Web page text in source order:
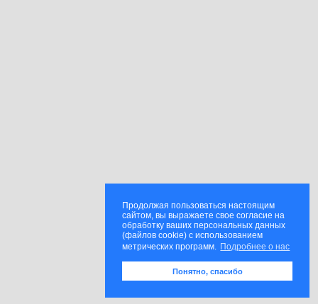
Продолжая пользоваться настоящим
сайтом, вы выражаете свое согласие на
обработку ваших персональных данных
(файлов cookie) с использованием
метрических программ. Подробнее о нас
Понятно, спасибо